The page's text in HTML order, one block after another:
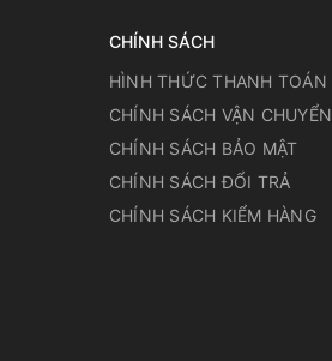
CHÍNH SÁCH
HÌNH THỨC THANH TOÁN
CHÍNH SÁCH VẬN CHUYỂN
CHÍNH SÁCH BẢO MẬT
CHÍNH SÁCH ĐỔI TRẢ
CHÍNH SÁCH KIỂM HÀNG